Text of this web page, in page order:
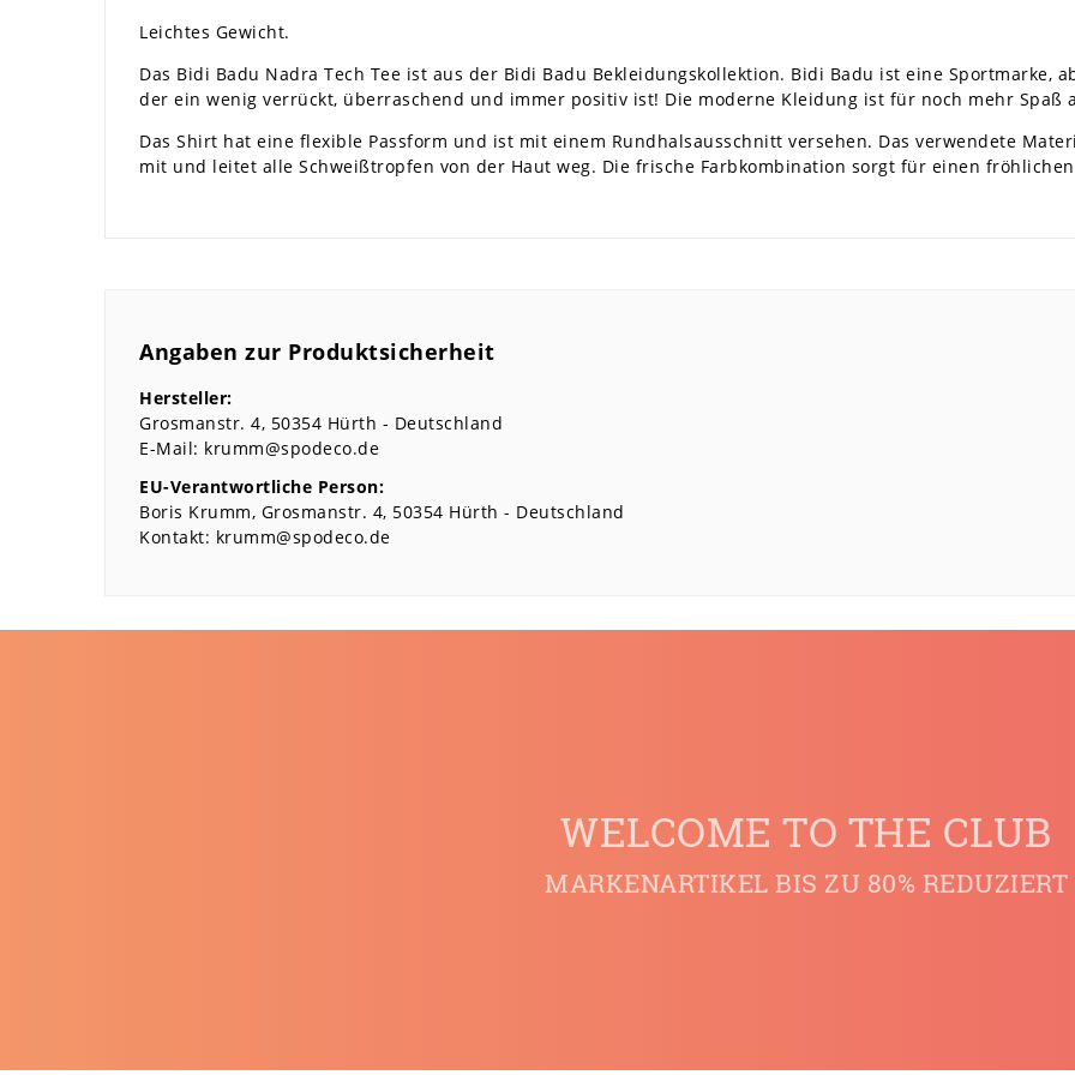
Leichtes Gewicht.
Das Bidi Badu Nadra Tech Tee ist aus der Bidi Badu Bekleidungskollektion. Bidi Badu ist eine Sportmarke,
der ein wenig verrückt, überraschend und immer positiv ist! Die moderne Kleidung ist für noch mehr
Das Shirt hat eine flexible Passform und ist mit einem Rundhalsausschnitt versehen. Das verwendete
mit und leitet alle Schweißtropfen von der Haut weg. Die frische Farbkombination sorgt für einen
Angaben zur Produktsicherheit
Hersteller:
Grosmanstr. 4 50354 Hürth
Deutschland
E-Mail: krumm@spodeco.de
EU-Verantwortliche Person:
Boris Krumm Grosmanstr. 4 50354 Hürth
Deutschland
Kontakt: krumm@spodeco.de
WELCOME TO THE CLUB
MARKENARTIKEL BIS ZU 80% REDUZIERT